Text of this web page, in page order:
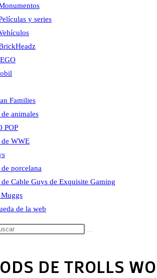
y series
Families
animales
POP
de WWE
porcelana
de Cable Guys de Exquisite Gaming
de la web
DE TROLLS